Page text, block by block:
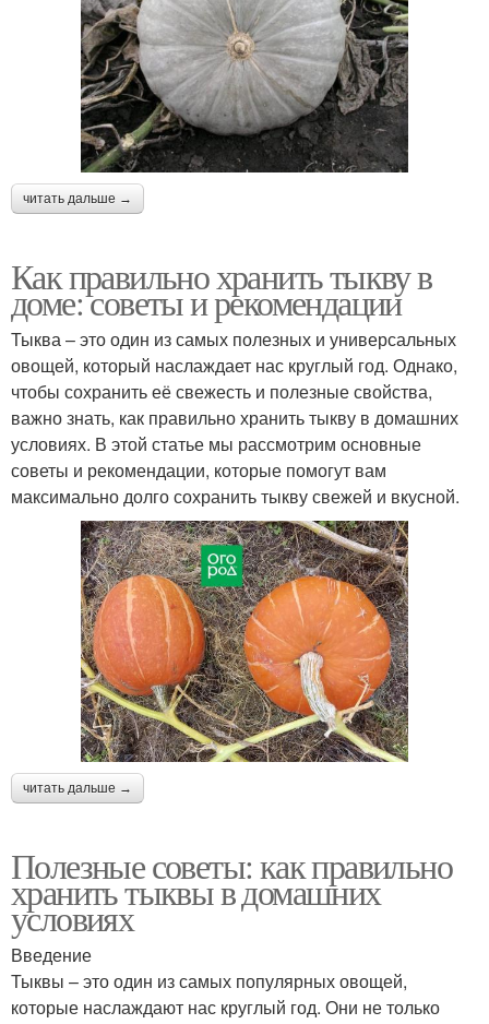
читать дальше →
Как правильно хранить тыкву в
доме: советы и рекомендации
Тыква – это один из самых полезных и универсальных
овощей, который наслаждает нас круглый год. Однако,
чтобы сохранить её свежесть и полезные свойства,
важно знать, как правильно хранить тыкву в домашних
условиях. В этой статье мы рассмотрим основные
советы и рекомендации, которые помогут вам
максимально долго сохранить тыкву свежей и вкусной.
читать дальше →
Полезные советы: как правильно
хранить тыквы в домашних
условиях
Введение
Тыквы – это один из самых популярных овощей,
которые наслаждают нас круглый год. Они не только